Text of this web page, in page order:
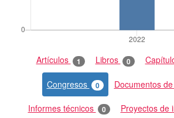
Artículos 1 Libros 0
Congresos 0 Documentos
Informes técnicos 0 Proyectos de